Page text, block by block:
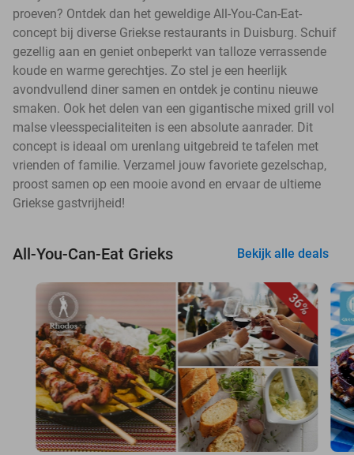
proeven? Ontdek dan het geweldige All-You-Can-Eat-
concept bij diverse Griekse restaurants in Duisburg. Schuif
gezellig aan en geniet onbeperkt van talloze verrassende
koude en warme gerechtjes. Zo stel je een heerlijk
avondvullend diner samen en ontdek je continu nieuwe
smaken. Ook het delen van een gigantische mixed grill vol
malse vleesspecialiteiten is een absolute aanrader. Dit
concept is ideaal om urenlang uitgebreid te tafelen met
vrienden of familie. Verzamel jouw favoriete gezelschap,
proost samen op een mooie avond en ervaar de ultieme
Griekse gastvrijheid!
All-You-Can-Eat Grieks Bekijk alle deals
36%